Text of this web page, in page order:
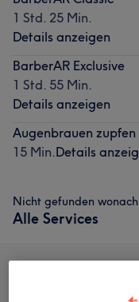
1 Std. 25 Min.
Details anzeigen
BarberAR Exclusive
1 Std. 55 Min.
Details anzeigen
Augenbrauen zupfen
15 Min.Details
Nicht gefunden
Alle Services